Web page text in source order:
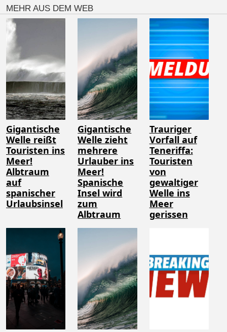
MEHR AUS DEM WEB
Gigantische
Welle reißt
Touristen ins
Meer!
Albtraum
auf
spanischer
Urlaubsinsel
Gigantische
Welle zieht
mehrere
Urlauber ins
Meer!
Spanische
Insel wird
zum
Albtraum
Trauriger
Vorfall auf
Teneriffa:
Touristen
von
gewaltiger
Welle ins
Meer
gerissen